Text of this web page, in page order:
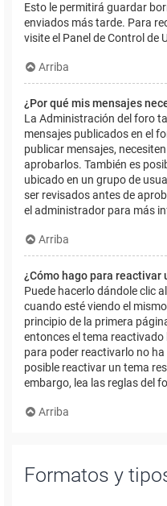
Esto le permitirá guardar
enviados más tarde. Para
visite el Panel de Control de
Arriba
¿Por qué mis mensajes
La Administración del foro
mensajes publicados en el
publicar mensajes,
aprobarlos. También es
ubicado en un grupo de
ser revisados antes de
el administrador para más
Arriba
¿Cómo hago para reactivar
Puede hacerlo dándole clic
cuando esté viendo el
principio de la primera
entonces el tema
para poder reactivarlo no
posible reactivar un tema
embargo, lea las reglas del
Arriba
Formatos y